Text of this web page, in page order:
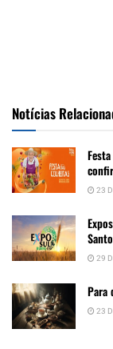
Notícias
23
Santo
29
Para
23